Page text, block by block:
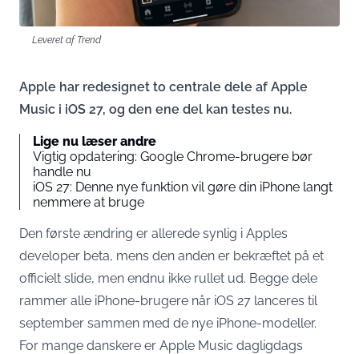
Leveret af Trend
Apple har redesignet to centrale dele af Apple
Music i iOS 27, og den ene del kan testes nu.
Lige nu læser andre
Vigtig opdatering: Google Chrome-brugere bør
handle nu
iOS 27: Denne nye funktion vil gøre din iPhone langt
nemmere at bruge
Den første ændring er allerede synlig i Apples
developer beta, mens den anden er bekræftet på et
officielt slide, men endnu ikke rullet ud. Begge dele
rammer alle iPhone-brugere når iOS 27 lanceres til
september sammen med de nye iPhone-modeller.
For mange danskere er Apple Music dagligdags